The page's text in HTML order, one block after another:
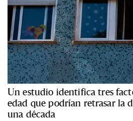
Un estudio identifica tres
edad que podrían retrasar la
una década